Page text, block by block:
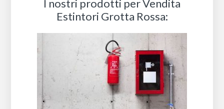
I nostri prodotti per Vendita
Estintori Grotta Rossa: